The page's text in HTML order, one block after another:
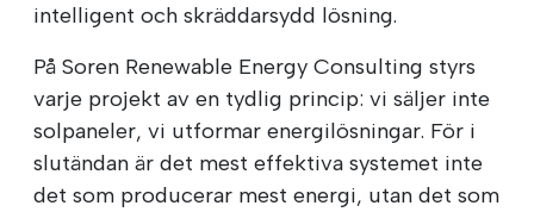
intelligent och skräddarsydd lösning.
På Soren Renewable Energy Consulting styrs
varje projekt av en tydlig princip: vi säljer inte
solpaneler, vi utformar energilösningar. För i
slutändan är det mest effektiva systemet inte
det som producerar mest energi, utan det som